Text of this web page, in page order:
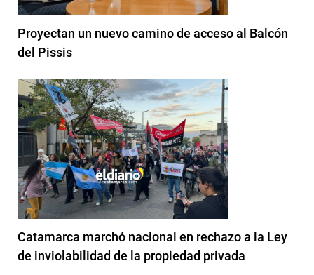
Proyectan un nuevo camino de acceso al Balcón
del Pissis
Catamarca marchó nacional en rechazo a la Ley
de inviolabilidad de la propiedad privada